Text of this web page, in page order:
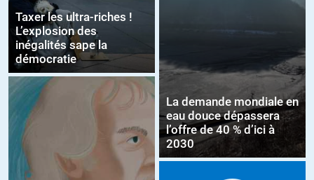
Taxer les ultra-riches !
L’explosion des
inégalités sape la
démocratie
La demande mondiale en
eau douce dépassera
l’offre de 40 % d’ici à
2030